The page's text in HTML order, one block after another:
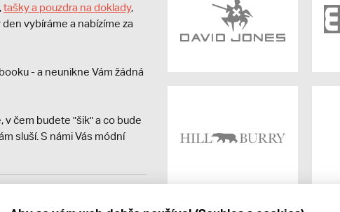
,tašky a pouzdra na doklady,
vybíráme a nabízíme za
- a neunikne Vám žádná
v čem budete "šik" a co bude
sluší. S námi Vás módní
online; v případě